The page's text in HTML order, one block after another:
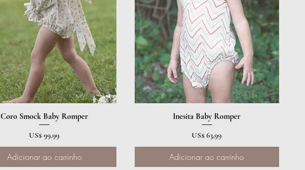
Visualização rápida
Coro Smock Baby Romper
Preço
US$ 99,99
Adicionar ao carrinho
Visualização rápida
Inesita Baby Romper
Preço
US$ 63,99
Adicionar ao carrinho